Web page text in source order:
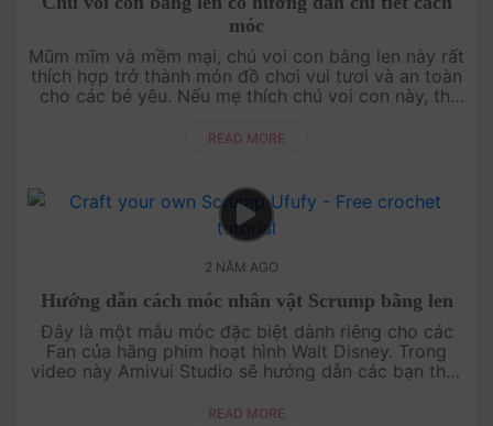
móc
Mũm mĩm và mềm mại, chú voi con bằng len này rất
thích hợp trở thành món đồ chơi vui tươi và an toàn
cho các bé yêu. Nếu mẹ thích chú voi con này, thì
READ MORE
2 NĂM AGO
Hướng dẫn cách móc nhân vật Scrump bằng len
Đây là một mẫu móc đặc biệt dành riêng cho các
Fan của hãng phim hoạt hình Walt Disney. Trong
video này Amivui Studio sẽ hướng dẫn các bạn thật
READ MORE